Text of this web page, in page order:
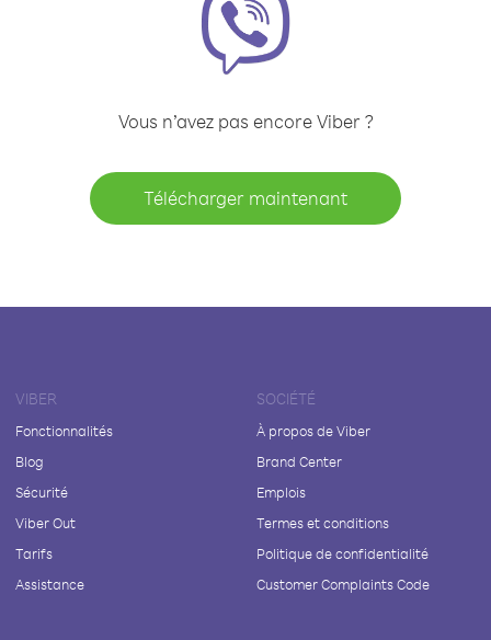
Vous n’avez pas encore Viber ?
Télécharger maintenant
VIBER
Fonctionnalités
Blog
Sécurité
Viber Out
Tarifs
Assistance
SOCIÉTÉ
À propos de Viber
Brand Center
Emplois
Termes et conditions
Politique de confidentialité
Customer Complaints Code